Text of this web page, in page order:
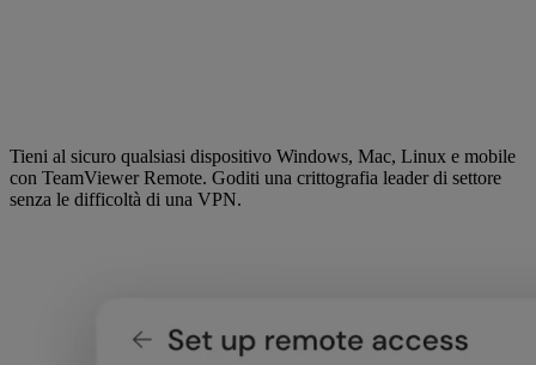
Tieni al sicuro qualsiasi dispositivo Windows, Mac, Linux e mobile
con TeamViewer Remote. Goditi una crittografia leader di settore
senza le difficoltà di una VPN.